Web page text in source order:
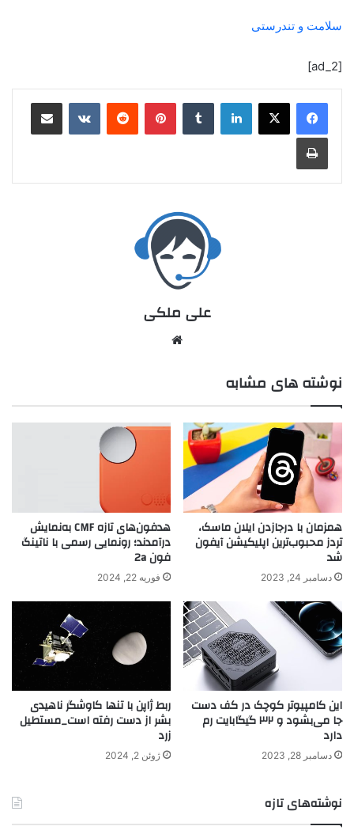
سلامت و تندرستی
[ad_2]
علی ملکی
نوشته های مشابه
همزمان با درجازدن ایلان ماسک،
تردز محبوب‌ترین اپلیکیشن آیفون
شد
دسامبر 24, 2023
هدفون‌های تازه CMF به‌نمایش
درآمدند؛ رونمایی رسمی با ناتینگ
فون 2a
فوریه 22, 2024
این کامپیوتر کوچک در کف دست
جا می‌بشود و ۳۲ گیگابایت رم
دارد
دسامبر 28, 2023
ربط ژاپن با تنها کاوشگر ناهیدی
بشر از دست رفته است_مستطیل
زرد
ژوئن 2, 2024
نوشته‌های تازه